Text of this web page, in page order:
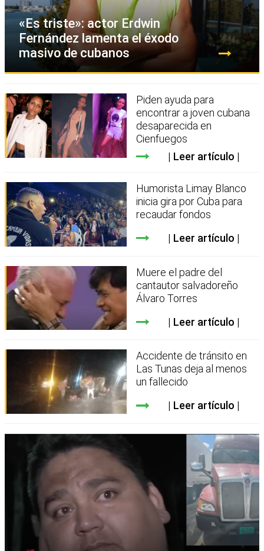
«Es triste»: actor Erdwin
Fernández lamenta el éxodo
masivo de cubanos
Piden ayuda para
encontrar a joven cubana
desaparecida en
Cienfuegos
Leer artículo
Humorista Limay Blanco
inicia gira por Cuba para
recaudar fondos
Leer artículo
Muere el padre del
cantautor salvadoreño
Álvaro Torres
Leer artículo
Accidente de tránsito en
Las Tunas deja al menos
un fallecido
Leer artículo